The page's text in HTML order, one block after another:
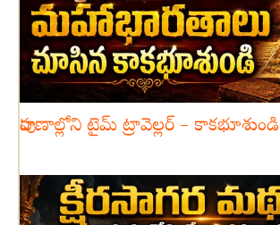
పురాణాల్లోని టైమ్ ట్రావెల్లర్ – కాకభూశుండి